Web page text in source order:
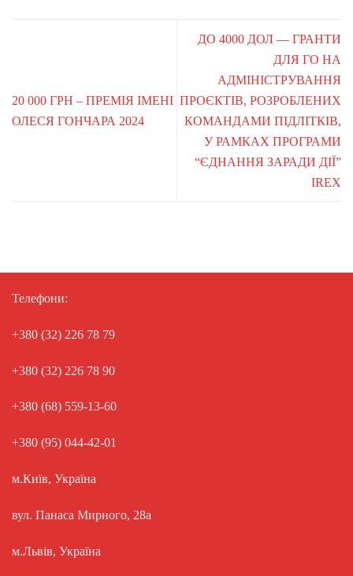
20 000 ГРН – ПРЕМІЯ ІМЕНІ
ОЛЕСЯ ГОНЧАРА 2024
ДО 4000 ДОЛ — ГРАНТИ
ДЛЯ ГО НА
АДМІНІСТРУВАННЯ
ПРОЄКТІВ, РОЗРОБЛЕНИХ
КОМАНДАМИ ПІДЛІТКІВ,
У РАМКАХ ПРОГРАМИ
“ЄДНАННЯ ЗАРАДИ ДІЇ”
IREX
Телефони:
+380 (32) 226 78 79
+380 (32) 226 78 90
+380 (68) 559-13-60
+380 (95) 044-42-01
м.Київ, Україна
вул. Панаса Мирного, 28а
м.Львів, Україна